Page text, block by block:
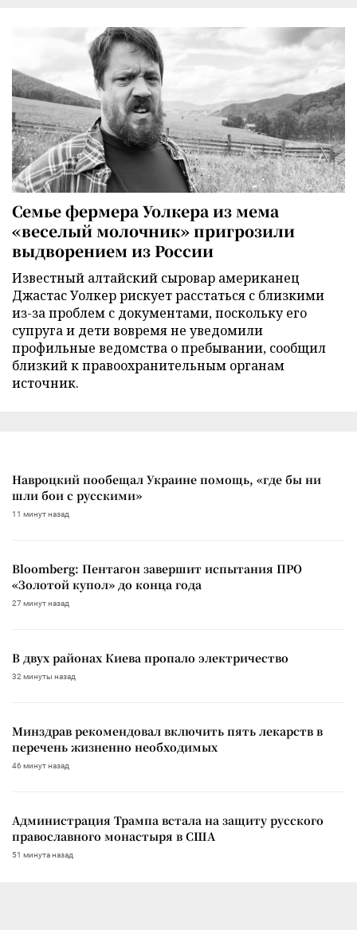
Семье фермера Уолкера из мема
«веселый молочник» пригрозили
выдворением из России
Известный алтайский сыровар американец
Джастас Уолкер рискует расстаться с близкими
из-за проблем с документами, поскольку его
супруга и дети вовремя не уведомили
профильные ведомства о пребывании, сообщил
близкий к правоохранительным органам
источник.
Навроцкий пообещал Украине помощь, «где бы ни
шли бои с русскими»
11 минут назад
Bloomberg: Пентагон завершит испытания ПРО
«Золотой купол» до конца года
27 минут назад
В двух районах Киева пропало электричество
32 минуты назад
Минздрав рекомендовал включить пять лекарств в
перечень жизненно необходимых
46 минут назад
Администрация Трампа встала на защиту русского
православного монастыря в США
51 минута назад